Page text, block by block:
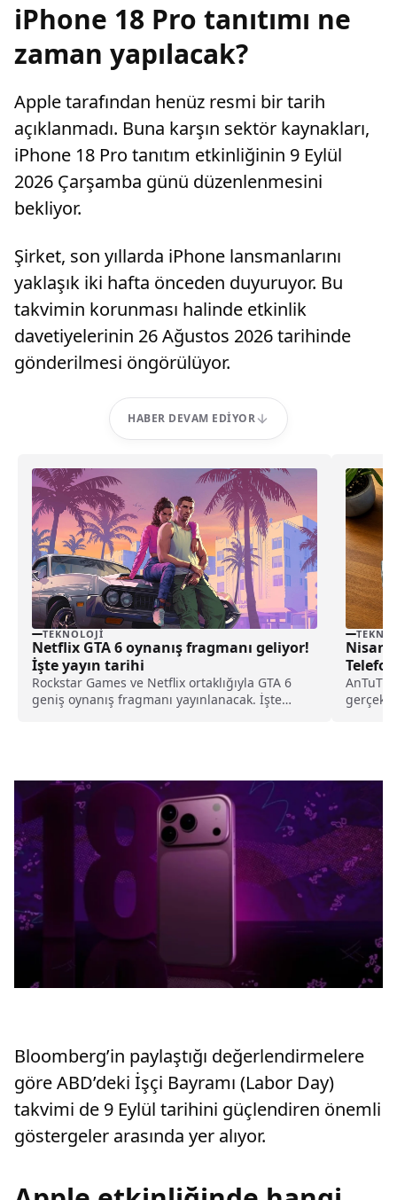
iPhone 18 Pro tanıtımı ne
zaman yapılacak?
Apple tarafından henüz resmi bir tarih
açıklanmadı. Buna karşın sektör kaynakları,
iPhone 18 Pro tanıtım etkinliğinin 9 Eylül
2026 Çarşamba günü düzenlenmesini
bekliyor.
Şirket, son yıllarda iPhone lansmanlarını
yaklaşık iki hafta önceden duyuruyor. Bu
takvimin korunması halinde etkinlik
davetiyelerinin 26 Ağustos 2026 tarihinde
gönderilmesi öngörülüyor.
HABER DEVAM EDIYOR
TEKNOLOJI
Netflix GTA 6 oynanış fragmanı geliyor!
İşte yayın tarihi
Rockstar Games ve Netflix ortaklığıyla GTA 6
geniş oynanış fragmanı yayınlanacak. İşte
Nisan
Bloomberg’in paylaştığı değerlendirmelere
göre ABD’deki İşçi Bayramı (Labor Day)
takvimi de 9 Eylül tarihini güçlendiren önemli
göstergeler arasında yer alıyor.